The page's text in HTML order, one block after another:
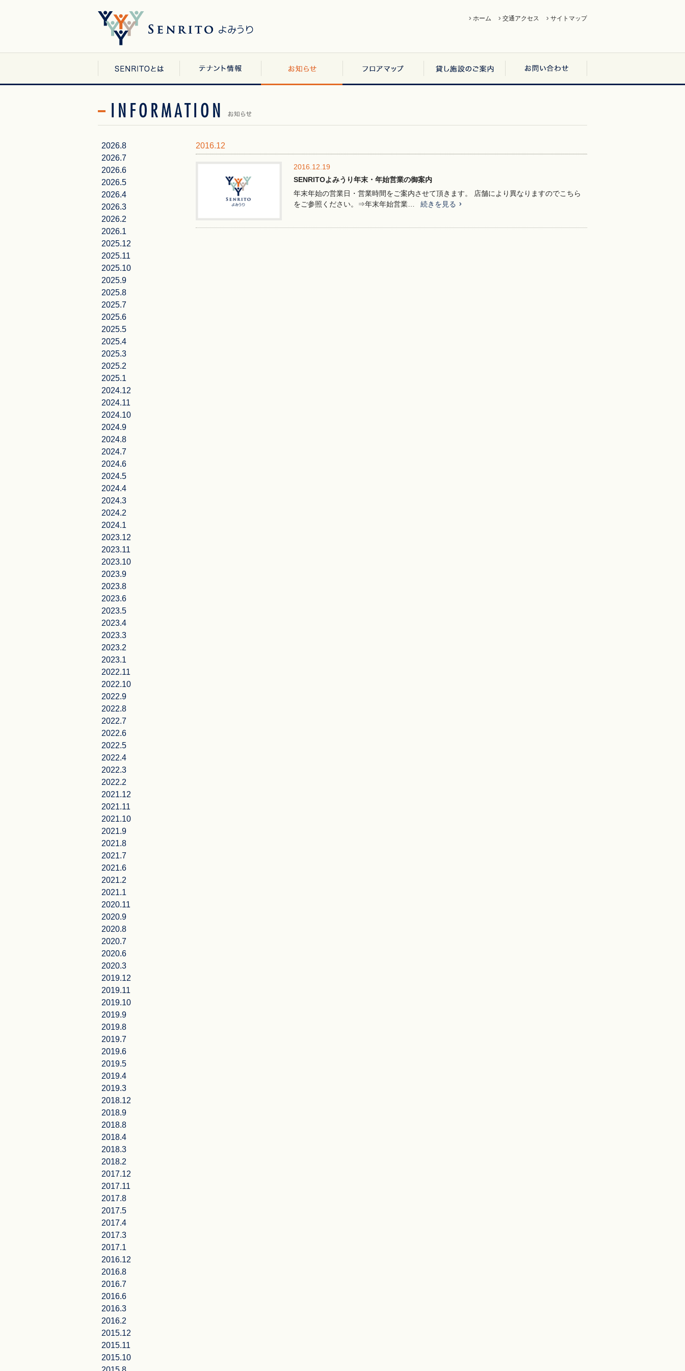
ホーム 交通アクセス サイトマップ
2016.12
2016.12.19
SENRITOよみうり年末・年始営業の御案内
年末年始の営業日・営業時間をご案内させて頂きます。 店舗により異なりますのでこちら
をご参照ください。⇒年末年始営業…
続きを見る
2026.8
2026.7
2026.6
2026.5
2026.4
2026.3
2026.2
2026.1
2025.12
2025.11
2025.10
2025.9
2025.8
2025.7
2025.6
2025.5
2025.4
2025.3
2025.2
2025.1
2024.12
2024.11
2024.10
2024.9
2024.8
2024.7
2024.6
2024.5
2024.4
2024.3
2024.2
2024.1
2023.12
2023.11
2023.10
2023.9
2023.8
2023.6
2023.5
2023.4
2023.3
2023.2
2023.1
2022.11
2022.10
2022.9
2022.8
2022.7
2022.6
2022.5
2022.4
2022.3
2022.2
2021.12
2021.11
2021.10
2021.9
2021.8
2021.7
2021.6
2021.2
2021.1
2020.11
2020.9
2020.8
2020.7
2020.6
2020.3
2019.12
2019.11
2019.10
2019.9
2019.8
2019.7
2019.6
2019.5
2019.4
2019.3
2018.12
2018.9
2018.8
2018.4
2018.3
2018.2
2017.12
2017.11
2017.8
2017.5
2017.4
2017.3
2017.1
2016.12
2016.8
2016.7
2016.6
2016.3
2016.2
2015.12
2015.11
2015.10